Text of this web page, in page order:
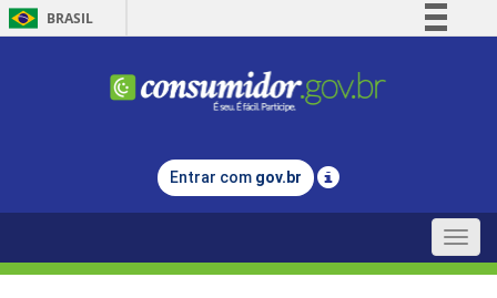
BRASIL
Comunica BR
Legislação
Entrar com gov.br
Toggle